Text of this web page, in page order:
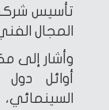
تأسيس شركة
المجال
وأشار إلى
أوائل